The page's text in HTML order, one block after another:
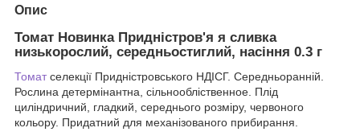
Опис
Томат Новинка Придністров'я я сливка
низькорослий, середньостиглий, насіння 0.3 г
Томатселекції Придністровського НДІСГ. Середньоранній.
Рослина детермінантна, сільнообліственное. Плід
циліндричний, гладкий, середнього розміру, червоного
кольору. Придатний для механізованого прибирання.